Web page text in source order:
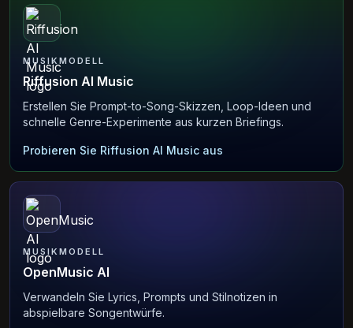
MUSIKMODELL
Riffusion AI Music
Erstellen Sie Prompt-to-Song-Skizzen, Loop-Ideen und
schnelle Genre-Experimente aus kurzen Briefings.
Probieren Sie Riffusion AI Music aus
MUSIKMODELL
OpenMusic AI
Verwandeln Sie Lyrics, Prompts und Stilnotizen in
abspielbare Songentwürfe.